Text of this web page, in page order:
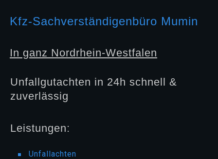
Kfz-Sachverständigenbüro Mumin
In ganz Nordrhein-Westfalen
Unfallgutachten in 24h schnell &
zuverlässig
Leistungen:
Unfallachten